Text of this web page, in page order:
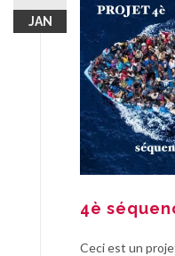
JAN
4è
Ceci est un